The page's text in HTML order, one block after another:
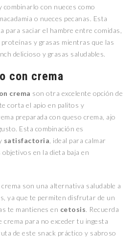
combinarlo con nueces como
o nueces pecanas. Esta
para saciar el hambre entre comidas,
y grasas mientras que las
delicioso y grasas saludables.
con crema
crema son otra excelente opción de
corta el apio en palitos y
preparada con queso crema, ajo
Esta combinación es
satisfactoria , ideal para calmar
en la dieta baja en
son una alternativa saludable a
ya que te permiten disfrutar de un
te mantienes en cetosis. Recuerda
crema para no exceder tu ingesta
de este snack práctico y sabroso